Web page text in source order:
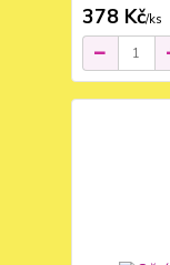
378 Kč/ks